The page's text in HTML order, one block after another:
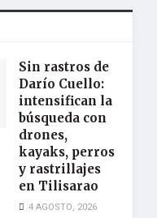
Sin rastros de
Darío Cuello:
intensifican la
búsqueda con
drones,
kayaks, perros
y rastrillajes
en Tilisarao
4 AGOSTO, 2026